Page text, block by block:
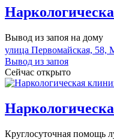
Вывод из запоя на дому
улица Первомайская, 58,
Вывод из запоя
Сейчас открыто
Круглосуточная помощь